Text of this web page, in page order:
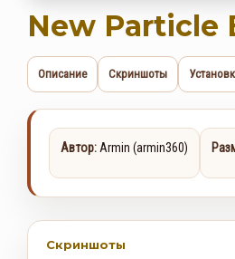
New Particle
Описание Скриншоты
Автор: Armin (armin360)
Скриншоты